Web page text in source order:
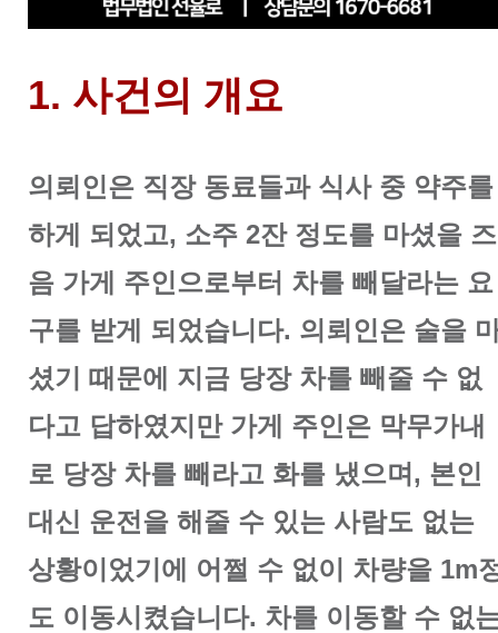
1. 사건의 개요
의뢰인은 직장 동료들과 식사 중 약주를
하게 되었고, 소주 2잔 정도를 마셨을 즈
음 가게 주인으로부터 차를 빼달라는 요
구를 받게 되었습니다. 의뢰인은 술을
셨기 때문에 지금 당장 차를 빼줄 수 없
다고 답하였지만 가게 주인은 막무가내
로 당장 차를 빼라고 화를 냈으며, 본인
대신 운전을 해줄 수 있는 사람도 없는
상황이었기에 어쩔 수 없이 차량을 1m
도 이동시켰습니다. 차를 이동할 수 없